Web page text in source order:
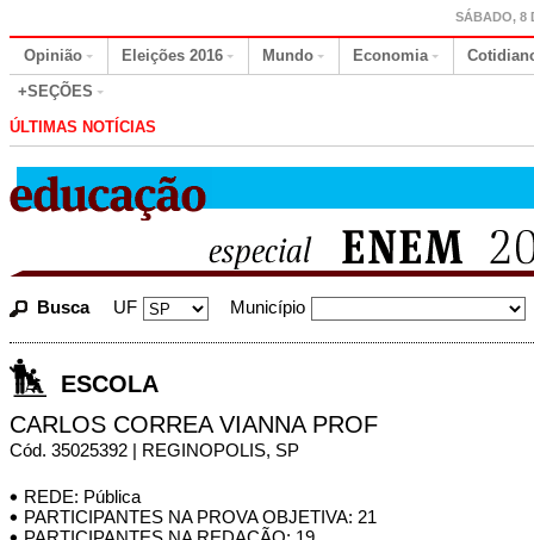
SÁBADO, 8
Opinião Eleições 2016 Mundo Economia
+SEÇÕES
ÚLTIMAS NOTÍCIAS
Busca UF Município
ESCOLA
CARLOS CORREA VIANNA PROF
Cód. 35025392 | REGINOPOLIS, SP
REDE: Pública
PARTICIPANTES NA PROVA OBJETIVA: 21